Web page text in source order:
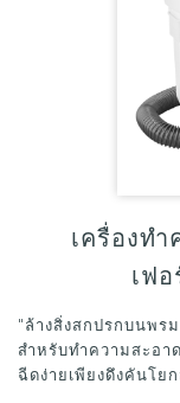
เครื่องท
เฟ
"ล้างสิ่งสกปรกบนพร
สำหรับทำความสะอ
ฉีดง่ายเพียงดึงคันโย